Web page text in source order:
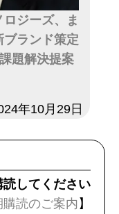
ジーズ、ま
ブランド策定
題解決提案
年10月29日
してください
購読のご案内 】